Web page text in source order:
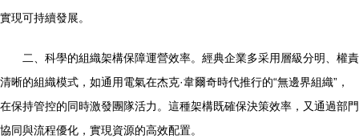
實現可持續發展。
二、科學的組織架構保障運營效率。經典企業多采用層級分明、權責
清晰的組織模式，如通用電氣在杰克·韋爾奇時代推行的“無邊界組織”，
在保持管控的同時激發團隊活力。這種架構既確保決策效率，又通過部門
協同與流程優化，實現資源的高效配置。